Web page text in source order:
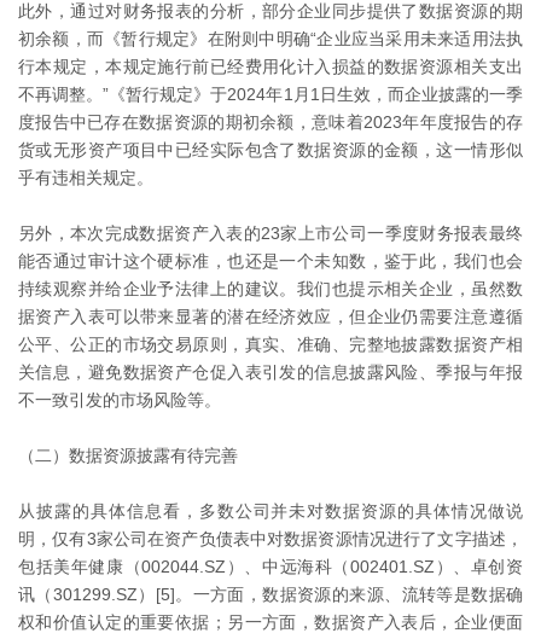
此外，通过对财务报表的分析，部分企业同步提供了数据资源的期
初余额，而《暂行规定》在附则中明确“企业应当采用未来适用法执
行本规定，本规定施行前已经费用化计入损益的数据资源相关支出
不再调整。”《暂行规定》于2024年1月1日生效，而企业披露的一季
度报告中已存在数据资源的期初余额，意味着2023年年度报告的存
货或无形资产项目中已经实际包含了数据资源的金额，这一情形似
乎有违相关规定。
另外，本次完成数据资产入表的23家上市公司一季度财务报表最终
能否通过审计这个硬标准，也还是一个未知数，鉴于此，我们也会
持续观察并给企业予法律上的建议。我们也提示相关企业，虽然数
据资产入表可以带来显著的潜在经济效应，但企业仍需要注意遵循
公平、公正的市场交易原则，真实、准确、完整地披露数据资产相
关信息，避免数据资产仓促入表引发的信息披露风险、季报与年报
不一致引发的市场风险等。
（二）数据资源披露有待完善
从披露的具体信息看，多数公司并未对数据资源的具体情况做说
明，仅有3家公司在资产负债表中对数据资源情况进行了文字描述，
包括美年健康（002044.SZ）、中远海科（002401.SZ）、卓创资
讯（301299.SZ）[5]。一方面，数据资源的来源、流转等是数据确
权和价值认定的重要依据；另一方面，数据资产入表后，企业便面